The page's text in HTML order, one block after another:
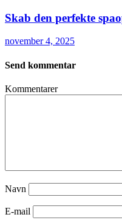
Skab den perfekte
november 4, 2025
Send kommentar
Kommentarer
Navn
E-mail